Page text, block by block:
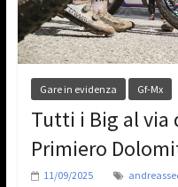
Gare in evidenza Gf-Mx
Tutti i Big al via
Primiero
11/09/2025